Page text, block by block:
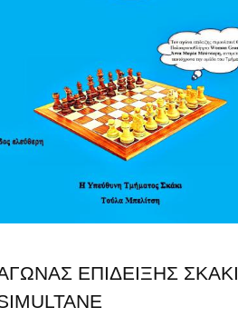
ΕΠΙΔΕΙΞΗΣ ΣΚΑΚΙ